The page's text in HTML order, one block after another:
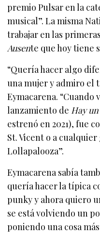
premio Pulsar en la
musical”. La misma
trabajar en las
Ausente que hoy tiene
“Quería hacer algo
una mujer y admiro el
Eymacarena. “Cuando
lanzamiento de Hay
estrenó en 2021), fue
St. Vicent o a
Lollapalooza”.
Eymacarena sabía
quería hacer la típica
punky y ahora quiero
se está volviendo un
poniendo una cosa